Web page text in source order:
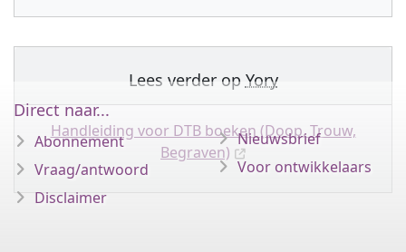
Lees verder op Yory
Handleiding voor DTB boeken (Doop, Trouw,
Begraven)
Direct naar...
Abonnement
Vraag/antwoord
Disclaimer
Nieuwsbrief
Voor ontwikkelaars